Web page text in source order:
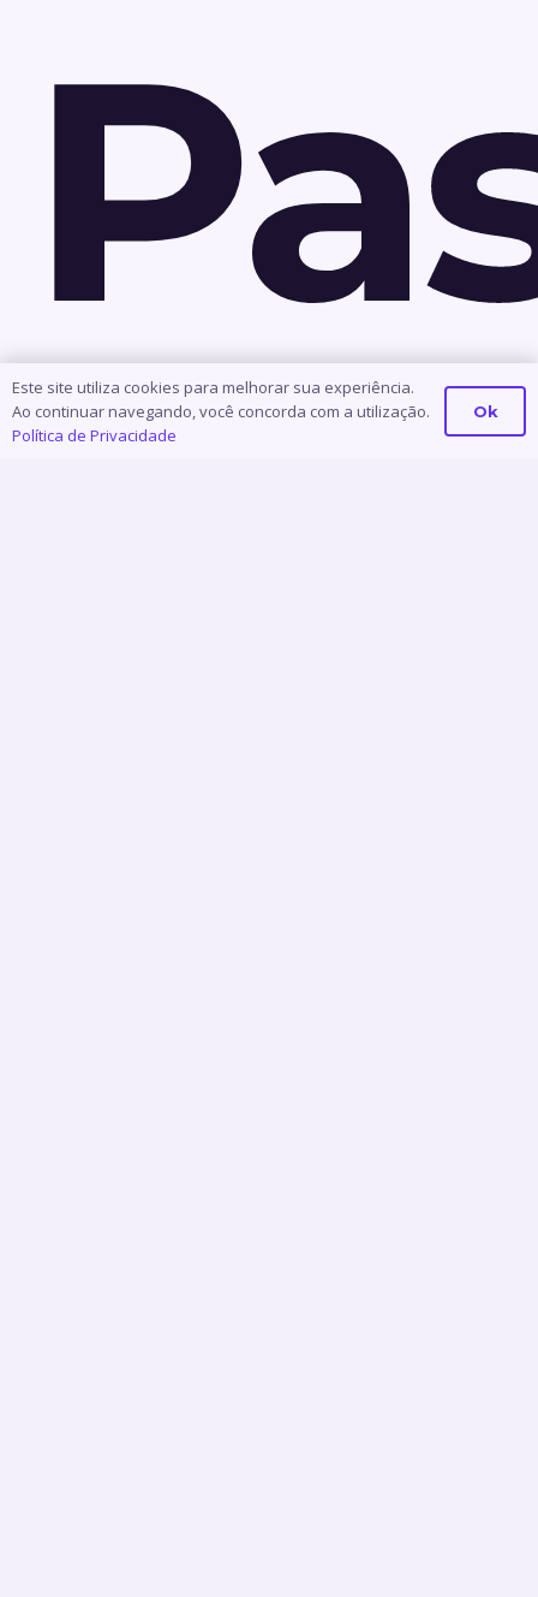
3:
Este site utiliza cookies para melhorar sua experiência.
Ao continuar navegando, você concorda com a utilização.
Política de Privacidade
Ok